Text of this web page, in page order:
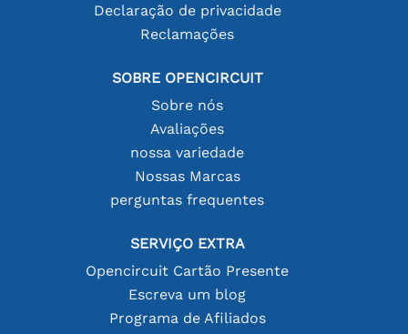
Declaração de privacidade
Reclamações
SOBRE OPENCIRCUIT
Sobre nós
Avaliações
nossa variedade
Nossas Marcas
perguntas frequentes
SERVIÇO EXTRA
Opencircuit Cartão Presente
Escreva um blog
Programa de Afiliados